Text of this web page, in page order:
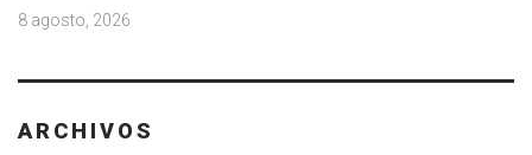
8 agosto, 2026
ARCHIVOS